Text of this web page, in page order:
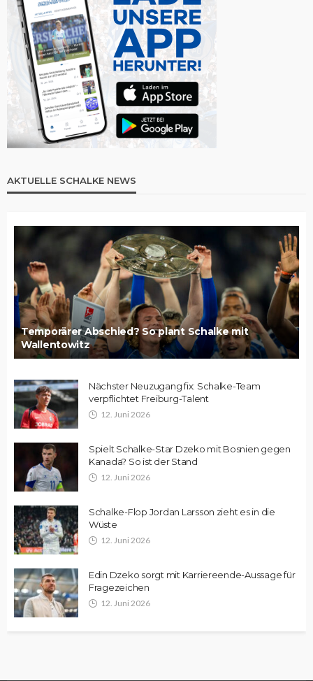
AKTUELLE SCHALKE NEWS
Temporärer Abschied? So plant Schalke mit
Wallentowitz
Nächster Neuzugang fix: Schalke-Team
verpflichtet Freiburg-Talent
12. Juni 2026
Spielt Schalke-Star Dzeko mit Bosnien gegen
Kanada? So ist der Stand
12. Juni 2026
Schalke-Flop Jordan Larsson zieht es in die
Wüste
12. Juni 2026
Edin Dzeko sorgt mit Karriereende-Aussage für
Fragezeichen
12. Juni 2026